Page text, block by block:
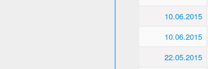
10.06.2015
10.06.2015
22.05.2015